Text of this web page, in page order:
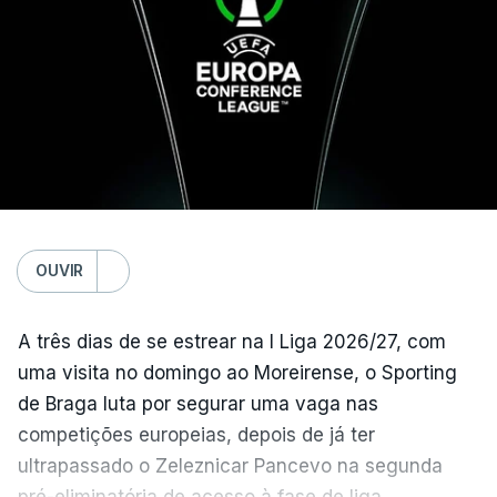
segunda mão está marcada para 13 de agosto, em
Na fase de liga da Liga Europa já está o Torreense,
único representante português com entrada direta,
graças à conquista da Taça de Portugal.
OUVIR
A três dias de se estrear na I Liga 2026/27, com
uma visita no domingo ao Moreirense, o Sporting
de Braga luta por segurar uma vaga nas
competições europeias, depois de já ter
ultrapassado o Zeleznicar Pancevo na segunda